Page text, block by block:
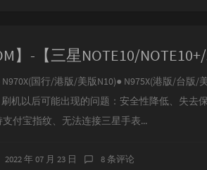
国行/港版/美版N10)● N975X(港版/台版/
机以后可能出现的问题：安全性降低、失去
支付宝指纹、无法连接三星手表...
2022 年 07 月 23 日 8 条评论